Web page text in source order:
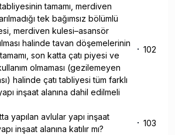
tamamı, merdiven
tek bağımsız bölümlü
merdiven kulesi–asansör
halinde tavan döşemelerinin
son katta çatı piyesi ve
olmaması (gezilemeyen
halinde çatı tabliyesi tüm farklı
inşaat alanına dahil edilmeli
102
yapılan avlular yapı inşaat
inşaat alanına katılır mı?
103